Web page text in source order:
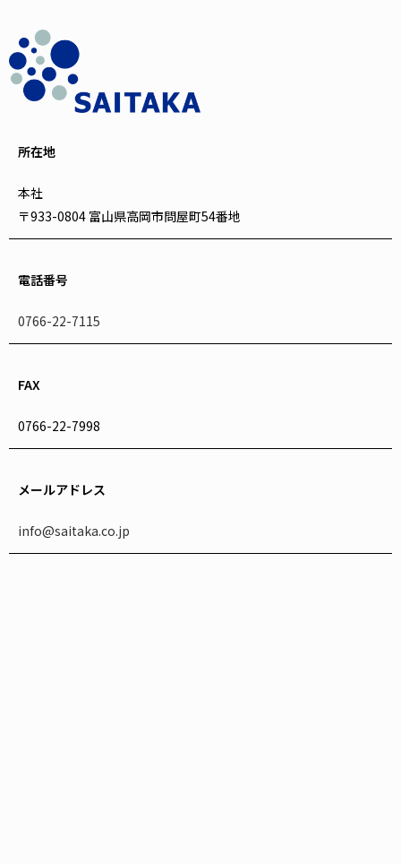
所在地
本社
〒933-0804 富山県高岡市問屋町54番地
電話番号
0766-22-7115
FAX
0766-22-7998
メールアドレス
info@saitaka.co.jp